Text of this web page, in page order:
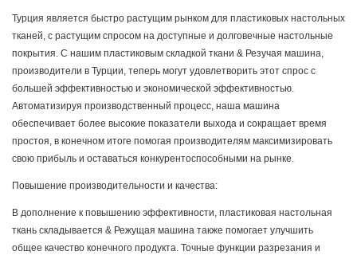
Турция является быстро растущим рынком для пластиковых настольных
тканей, с растущим спросом на доступные и долговечные настольные
покрытия. С нашим пластиковым складкой ткани & Резучая машина,
производители в Турции, теперь могут удовлетворить этот спрос с
большей эффективностью и экономической эффективностью.
Автоматизируя производственный процесс, наша машина
обеспечивает более высокие показатели выхода и сокращает время
простоя, в конечном итоге помогая производителям максимизировать
свою прибыль и оставаться конкурентоспособными на рынке.
Повышение производительности и качества:
В дополнение к повышению эффективности, пластиковая настольная
ткань складывается & Режущая машина также помогает улучшить
общее качество конечного продукта. Точные функции разрезания и